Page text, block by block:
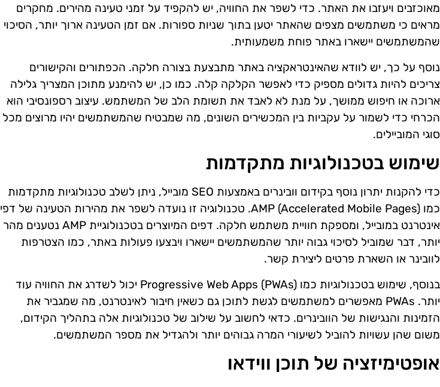
מאוכזבים ויעזבו את האתר. כדי לשפר את החוויה, יש להקפיד על זמני טעינה מהירים. מחקרים
מראים כי משתמשים מצפים שהאתר יטען בתוך שניות ספורות. אם זמן הטעינה ארוך יותר, הסיכוי
שהמשתמשים יישארו באתר פוחת משמעותית.
נוסף על כך, יש לוודא שהאינטראקציה באתר מתבצעת בצורה חלקה. הכפתורים והקישורים
צריכים להיות גדולים מספיק כדי לאפשר הקלקה קלה. כמו כן, יש להימנע מתוכן המצריך גלילה
ארוכה או חיפוש ממושך, על מנת לא לאבד את תשומת הלב של המשתמש. עיצוב רספונסיבי הוא
הכרחי כדי לשמור על עקביות בין המכשירים השונים, מה שמבטיח שהמשתמשים יהיו מרוצים מכל
סוגי המוביילים.
שימוש בטכנולוגיות מתקדמות
כדי להקנות יתרון נוסף בקידום וובינרים באמצעות SEO מובייל, ניתן לשלב טכנולוגיות מתקדמות
כמו AMP (Accelerated Mobile Pages). טכנולוגיה זו נועדה לשפר את מהירות הטעינה של דפי
אינטרנט במובייל, ומספקת חוויית משתמש חלקה. דפים המיוצרים בטכנולוגיית AMP נטענים מהר
יותר, דבר שמוביל לסיכוי גבוה יותר שהמשתמשים יישארו ויבצעו פעולות באתר, כמו הצטרפות
לוובינר או השארת פרטים ליצירת קשר.
בנוסף, שימוש בטכנולוגיות כמו Progressive Web Apps (PWAs) יכול לשדרג את החוויה עוד
יותר. PWAs מאפשרים למשתמשים לגשת לתוכן גם כשאין חיבור לאינטרנט, מה שמגביר את
הזמינות והנגישות של הוובינרים. כדאי לחשוב על שילוב של טכנולוגיות אלה בתהליך הקידום,
משום שהן עשויות להוביל לשיעורי המרה גבוהים יותר ולהגדיל את מספר המשתמשים.
אופטימיזציה של תוכן ווידאו